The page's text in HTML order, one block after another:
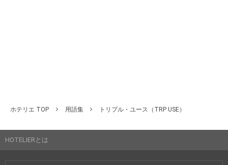
ホテリエ TOP 用語集 トリプル・ユース（TRP USE）
HOTELIERとは